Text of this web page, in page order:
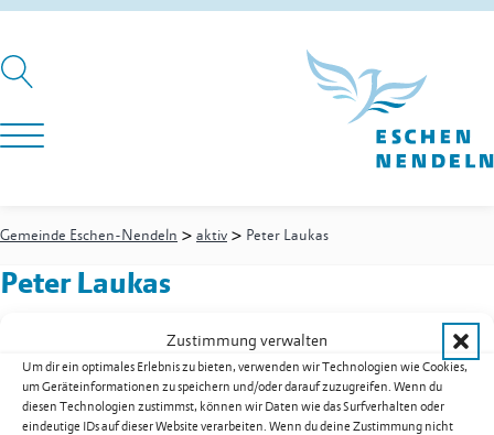
Zustimmung verwalten
Um dir ein optimales Erlebnis zu bieten, verwenden wir Technologien wie Cookies,
um Geräteinformationen zu speichern und/oder darauf zuzugreifen. Wenn du
diesen Technologien zustimmst, können wir Daten wie das Surfverhalten oder
eindeutige IDs auf dieser Website verarbeiten. Wenn du deine Zustimmung nicht
Gemeinde Eschen-Nendeln > aktiv > Peter Laukas
Peter Laukas
Tierfutter
Mühlegasse 7
9492Eschen